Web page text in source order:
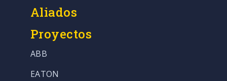
Aliados
Proyectos
ABB
EATON